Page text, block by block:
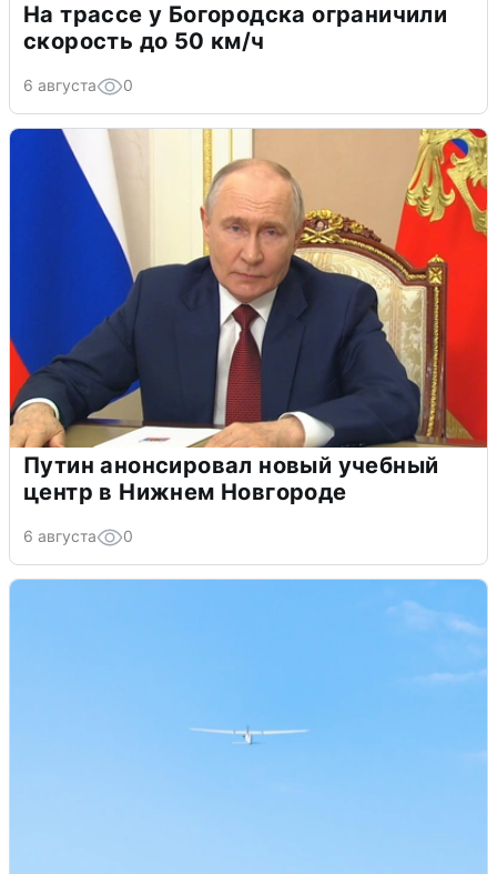
На трассе у Богородска ограничили
скорость до 50 км/ч
6 августа 0
Путин анонсировал новый учебный
центр в Нижнем Новгороде
6 августа 0